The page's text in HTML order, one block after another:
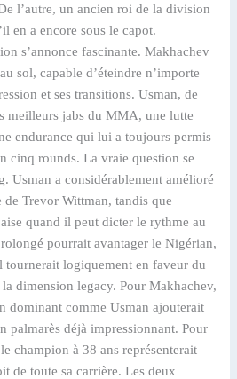
l’autre, un ancien roi de la division
en a encore sous le capot.
s’annonce fascinante. Makhachev
sol, capable d’éteindre n’importe
et ses transitions. Usman, de
meilleurs jabs du MMA, une lutte
endurance qui lui a toujours permis
cinq rounds. La vraie question se
Usman a considérablement amélioré
de Trevor Wittman, tandis que
quand il peut dicter le rythme au
pourrait avantager le Nigérian,
tournerait logiquement en faveur du
dimension legacy. Pour Makhachev,
dominant comme Usman ajouterait
palmarès déjà impressionnant. Pour
champion à 38 ans représenterait
de toute sa carrière. Les deux